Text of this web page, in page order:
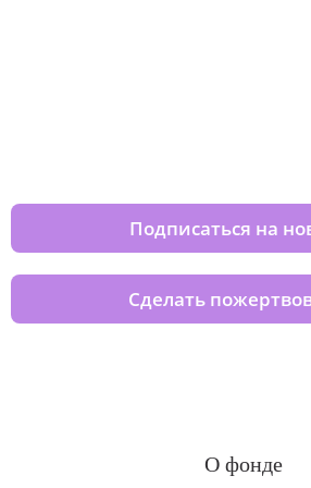
Подписаться на
Сделать
О фонде